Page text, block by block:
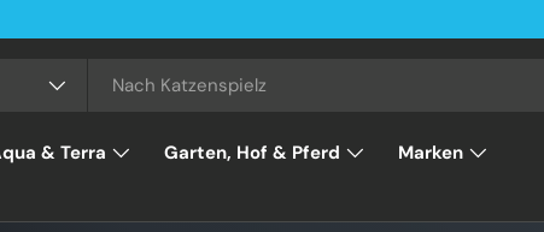
& Terra Garten, Hof & Pferd
Marken